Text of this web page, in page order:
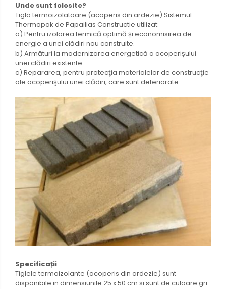
Unde sunt folosite?
Tigla termoizolatoare (acoperis din ardezie) Sistemul
Thermopak de Papailias Constructie utilizat:
a) Pentru izolarea termică optimă și economisirea de
energie a unei clădiri nou construite.
b) Armături la modernizarea energetică a acoperișului
unei clădiri existente.
c) Repararea, pentru protecţia materialelor de construcţie
ale acoperişului unei clădiri, care sunt deteriorate.
Specificații
Tiglele termoizolante (acoperis din ardezie) sunt
disponibile in dimensiunile 25 x 50 cm si sunt de culoare gri.